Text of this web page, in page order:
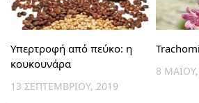
Υπερτροφή από πεύκο: η
κουκουνάρα
13 ΣΕΠΤΕΜΒΡΊΟΥ, 2019
8